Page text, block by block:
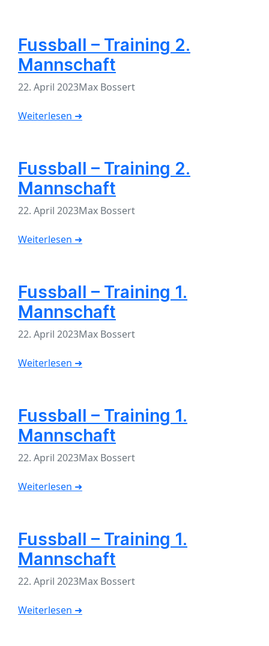
Fussball – Training 2.
Mannschaft
22. April 2023Max Bossert
Weiterlesen ➜
Fussball – Training 2.
Mannschaft
22. April 2023Max Bossert
Weiterlesen ➜
Fussball – Training 1.
Mannschaft
22. April 2023Max Bossert
Weiterlesen ➜
Fussball – Training 1.
Mannschaft
22. April 2023Max Bossert
Weiterlesen ➜
Fussball – Training 1.
Mannschaft
22. April 2023Max Bossert
Weiterlesen ➜